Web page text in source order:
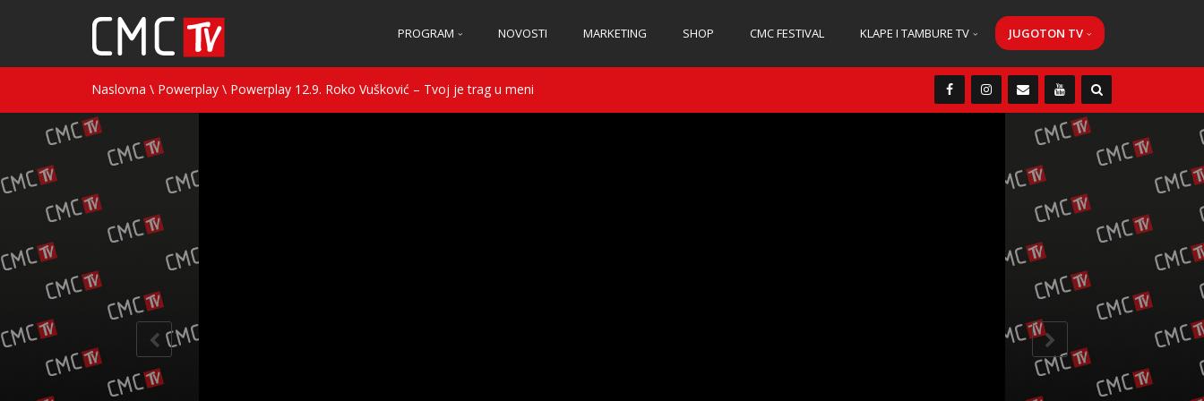
PROGRAM NOVOSTI MARKETING SHOP CMC FESTIVAL KLAPE I TAMBURE TV JUGOTON TV
Naslovna \ Powerplay \ Powerplay 12.9. Roko Vušković – Tvoj je trag u meni